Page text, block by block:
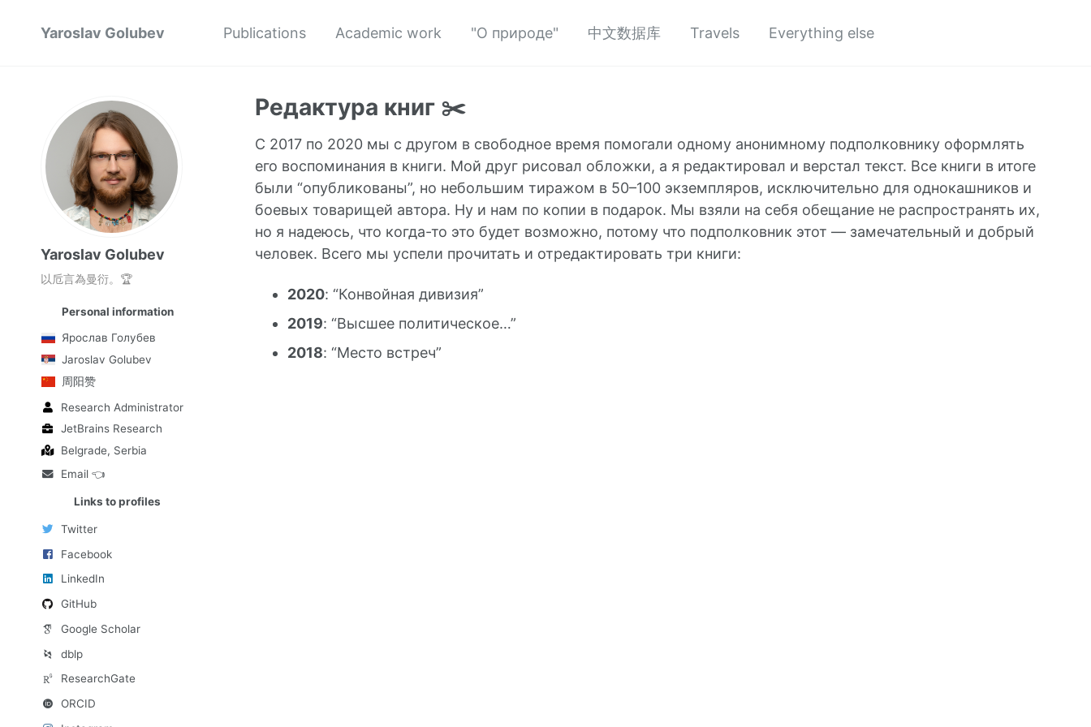
Yaroslav Golubev Publications Academic work "О природе" 中文数据库 Travels Everything else
Yaroslav Golubev
以卮言為曼衍。🏆
Personal information
Ярослав Голубев
Jaroslav Golubev
周阳赞
Research Administrator
JetBrains Research
Belgrade, Serbia
Email 👈
Links to profiles
Twitter
Facebook
LinkedIn
GitHub
Google Scholar
dblp
ResearchGate
ORCID
Редактура книг ✂️
С 2017 по 2020 мы с другом в свободное время помогали одному анонимному подполковнику оформлять
его воспоминания в книги. Мой друг рисовал обложки, а я редактировал и верстал текст. Все книги в итоге
были “опубликованы”, но небольшим тиражом в 50–100 экземпляров, исключительно для однокашников и
боевых товарищей автора. Ну и нам по копии в подарок. Мы взяли на себя обещание не распространять их,
но я надеюсь, что когда-то это будет возможно, потому что подполковник этот — замечательный и добрый
человек. Всего мы успели прочитать и отредактировать три книги:
2020: “Конвойная дивизия”
2019: “Высшее политическое…”
2018: “Место встреч”